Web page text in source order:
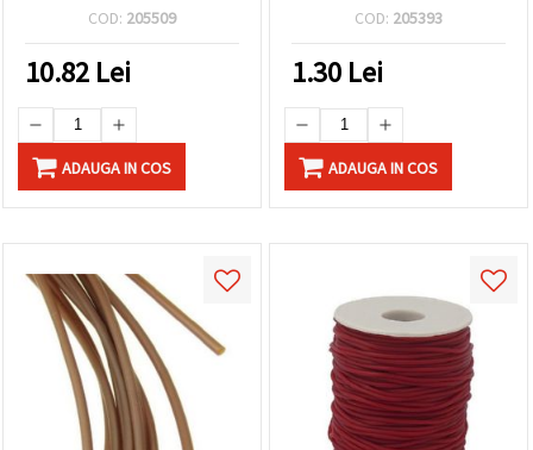
COD: 205509
10.82 Lei
ADAUGA IN COS
COD: 205393
1.30 Lei
ADAUGA IN COS